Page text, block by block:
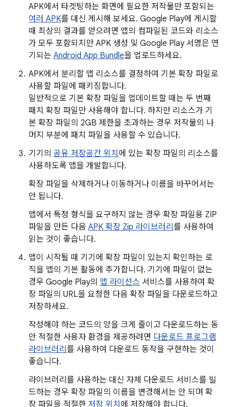
APK에서 타겟팅하는 화면에 필요한 저작물만 포함되는
여러 APK를 대신 게시해 보세요. Google Play에 게시할
때 최상의 결과를 얻으려면 앱의 컴파일된 코드와 리소스
가 모두 포함되지만 APK 생성 및 Google Play 서명은 연
기되는 Android App Bundle을 업로드하세요.
APK에서 분리할 앱 리소스를 결정하여 기본 확장 파일로
사용할 파일에 패키징합니다.
일반적으로 기본 확장 파일을 업데이트할 때는 두 번째
패치 확장 파일만 사용해야 합니다. 하지만 리소스가 기
본 확장 파일의 2GB 제한을 초과하는 경우 저작물의 나
머지 부분에 패치 파일을 사용할 수 있습니다.
기기의 공유 저장공간 위치 에 있는 확장 파일의 리소스를
사용하도록 앱을 개발합니다.
확장 파일을 삭제하거나 이동하거나 이름을 바꾸어서는
안 됩니다.
앱에서 특정 형식을 요구하지 않는 경우 확장 파일용 ZIP
파일을 만든 다음 APK 확장 Zip 라이브러리 를 사용하여
읽는 것이 좋습니다.
앱이 시작될 때 기기에 확장 파일이 있는지 확인하는 로
직을 앱의 기본 활동에 추가합니다. 기기에 파일이 없는
경우 Google Play의 앱 라이선스 서비스를 사용하여 확
장 파일의 URL을 요청한 다음 확장 파일을 다운로드하고
저장하세요.
작성해야 하는 코드의 양을 크게 줄이고 다운로드하는 동
안 적절한 사용자 환경을 제공하려면 다운로드 프로그램
라이브러리 를 사용하여 다운로드 동작을 구현하는 것이
좋습니다.
라이브러리를 사용하는 대신 자체 다운로드 서비스를 빌
드하는 경우 확장 파일의 이름을 변경해서는 안 되며 확
장 파일을 적절한 저장 위치 에 저장해야 합니다.